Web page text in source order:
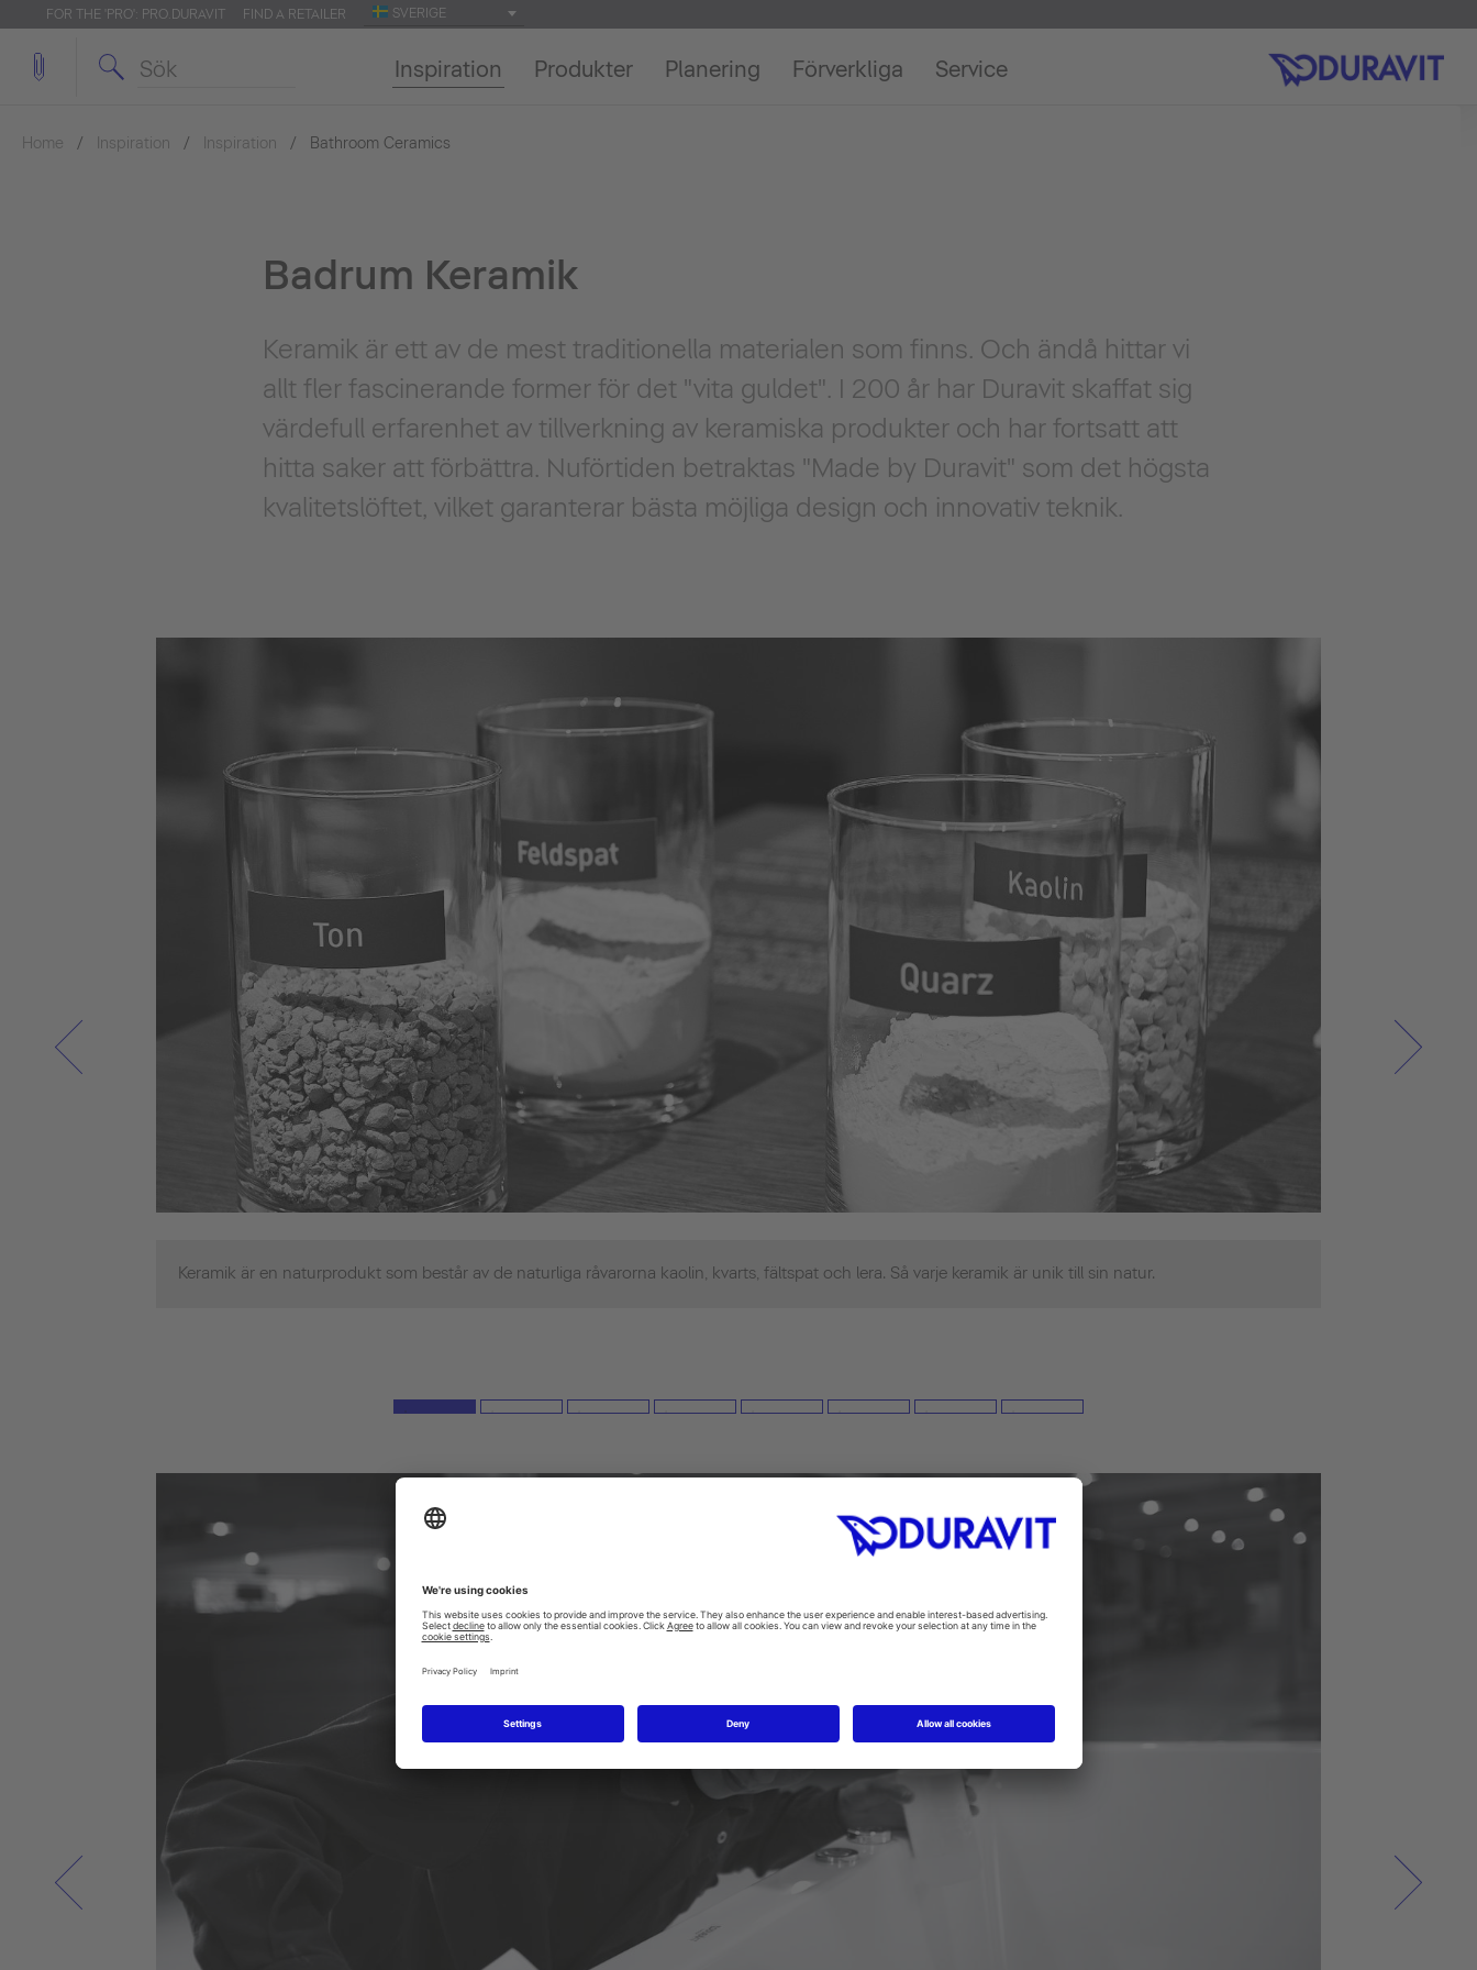
FOR THE 'PRO': PRO.DURAVIT FIND A RETAILER SVERIGE
Inspiration Produkter Planering Förverkliga Service
Home Inspiration Inspiration Bathroom Ceramics
Badrum Keramik
Keramik är ett av de mest traditionella materialen som finns. Och ändå hittar vi
allt fler fascinerande former för det "vita guldet". I 200 år har Duravit skaffat sig
värdefull erfarenhet av tillverkning av keramiska produkter och har fortsatt att
hitta saker att förbättra. Nuförtiden betraktas "Made by Duravit" som det högsta
kvalitetslöftet, vilket garanterar bästa möjliga design och innovativ teknik.
Keramik är en naturprodukt som består av de naturliga råvarorna kaolin, kvarts, fältspat och lera. Så varje keramik är unik till sin natur.